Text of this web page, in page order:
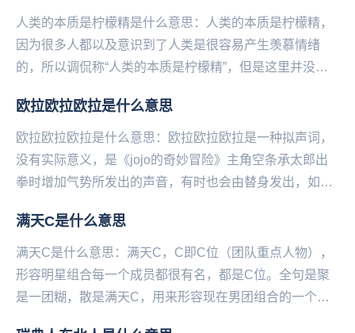
人类的本质是柠檬精是什么意思：人类的本质是柠檬精，
因为很多人都以及意识到了人类是很容易产生羡慕情绪
的，所以调侃称“人类的本质是柠檬精”，但是这里并没有
精...
欧拉欧拉欧拉是什么意思
欧拉欧拉欧拉是什么意思：欧拉欧拉欧拉是一种拟声词，
没有实际意义，是《jojo的奇妙冒险》主角空条承太郎出
拳时增加气势所发出的声音，有时也会由替身发出，如白
满天C是什么意思
满天C是什么意思：满天C，C即C位（团队重点人物），
形容明星组合每一个成员都很有名，都是C位。全句是聚
是一团糊，散是满天C，用来形容现在男团组合的一个奇